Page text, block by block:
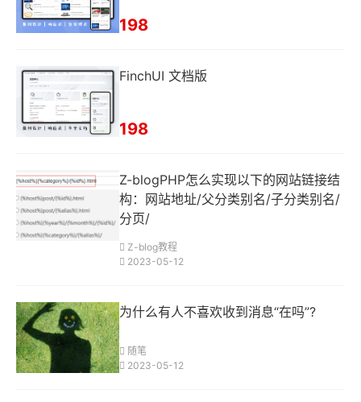
198
FinchUI 文档版
198
Z-blogPHP怎么实现以下的网站链接结
构：网站地址/父分类别名/子分类别名/
分页/
Z-blog教程
2023-05-12
为什么有人不喜欢收到消息“在吗”?
随笔
2023-05-12